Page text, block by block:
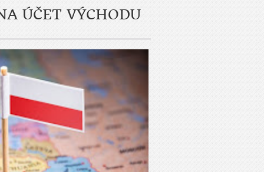
ÚČET VÝCHODU